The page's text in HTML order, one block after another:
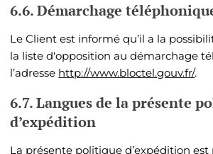
6.6. Démarchage
Le Client est informé qu’il a la
la liste d'opposition au démarchage
l’adresse http://www.bloctel.gouv.fr/.
6.7. Langues de la présente
d’expédition
La présente politique d’expédition est